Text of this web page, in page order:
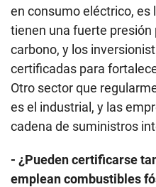
en consumo eléctrico, es
tienen una fuerte presión
carbono, y los
certificadas para
Otro sector que
es el industrial, y las
cadena de suministros
- ¿Pueden certificarse
emplean combustibles